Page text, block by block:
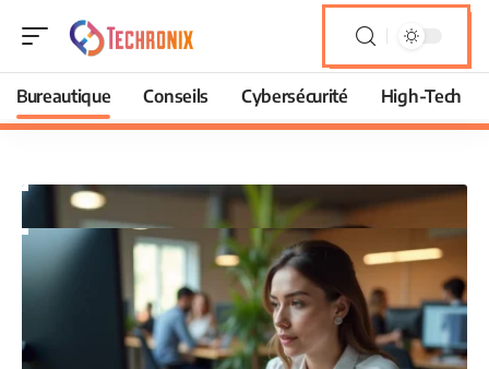
Bureautique Conseils Cybersécurité High-Tech